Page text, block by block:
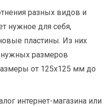
разных видов и
нужное для себя,
пластины. Из них
размеров
от 125х125 мм до
интернет-магазина или